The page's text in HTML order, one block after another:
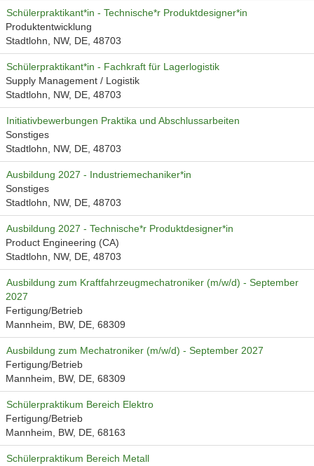
Schülerpraktikant*in - Technische*r Produktdesigner*in
Produktentwicklung
Stadtlohn, NW, DE, 48703
Schülerpraktikant*in - Fachkraft für Lagerlogistik
Supply Management / Logistik
Stadtlohn, NW, DE, 48703
Initiativbewerbungen Praktika und Abschlussarbeiten
Sonstiges
Stadtlohn, NW, DE, 48703
Ausbildung 2027 - Industriemechaniker*in
Sonstiges
Stadtlohn, NW, DE, 48703
Ausbildung 2027 - Technische*r Produktdesigner*in
Product Engineering (CA)
Stadtlohn, NW, DE, 48703
Ausbildung zum Kraftfahrzeugmechatroniker (m/w/d) - September
2027
Fertigung/Betrieb
Mannheim, BW, DE, 68309
Ausbildung zum Mechatroniker (m/w/d) - September 2027
Fertigung/Betrieb
Mannheim, BW, DE, 68309
Schülerpraktikum Bereich Elektro
Fertigung/Betrieb
Mannheim, BW, DE, 68163
Schülerpraktikum Bereich Metall